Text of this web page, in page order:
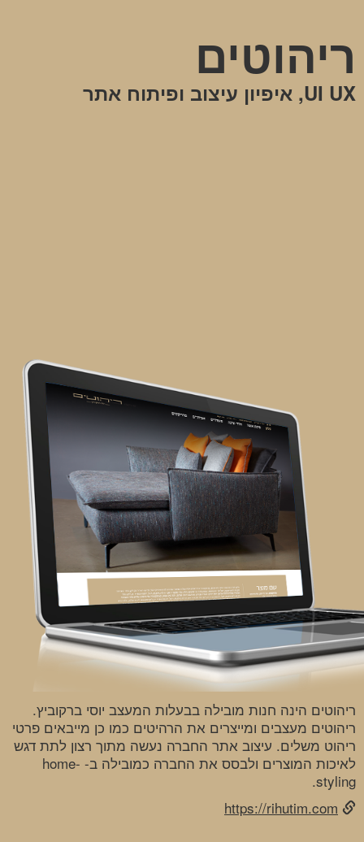
ריהוטים
UI UX, איפיון עיצוב ופיתוח אתר
ריהוטים הינה חנות מובילה בבעלות המעצב יוסי ברקוביץ.
ריהוטים מעצבים ומייצרים את הרהיטים כמו כן מייבאים פרטי
ריהוט משלים. עיצוב אתר החברה נעשה מתוך רצון לתת דגש
לאיכות המוצרים ולבסס את החברה כמובילה ב- home-
styling.
https://rihutim.com